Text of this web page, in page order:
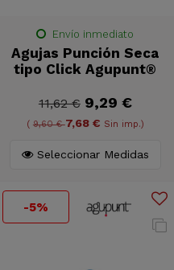
Envío inmediato
Agujas Punción Seca
tipo Click Agupunt®
11,62 € 9,29 €
( 9,60 €7,68 € Sin imp.)
Seleccionar Medidas
-5%